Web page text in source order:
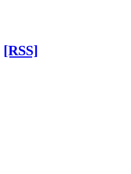
[RSS]